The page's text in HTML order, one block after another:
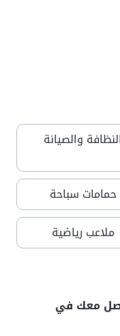
النظافة والصيانة
حمامات سباحة
ملاعب رياضية
معك في